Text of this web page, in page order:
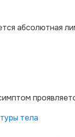
абсолютная
тела